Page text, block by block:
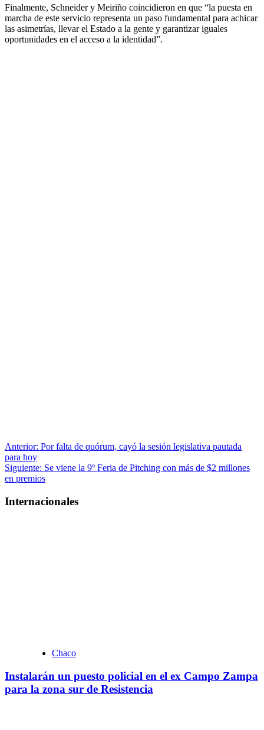
Finalmente, Schneider y Meiriño coincidieron en que “la puesta en
marcha de este servicio representa un paso fundamental para achicar
las asimetrías, llevar el Estado a la gente y garantizar iguales
oportunidades en el acceso a la identidad”.
Navegación
de
entradas
Anterior: Por falta de quórum, cayó la sesión legislativa pautada
para hoy
Siguiente: Se viene la 9º Feria de Pitching con más de $2 millones
en premios
Internacionales
Chaco
Instalarán un puesto policial en el ex Campo Zampa
para la zona sur de Resistencia